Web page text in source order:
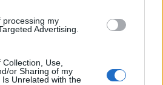
processing my
Advertising.
Use,
or Sharing of my
Unrelated with the
παίρνει το θέμα των
Παπανδρέου για το